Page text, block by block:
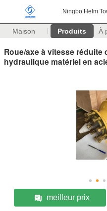
Ningbo Helm
Maison Produits À
Roue/axe à vitesse
hydraulique matériel en
meilleur prix